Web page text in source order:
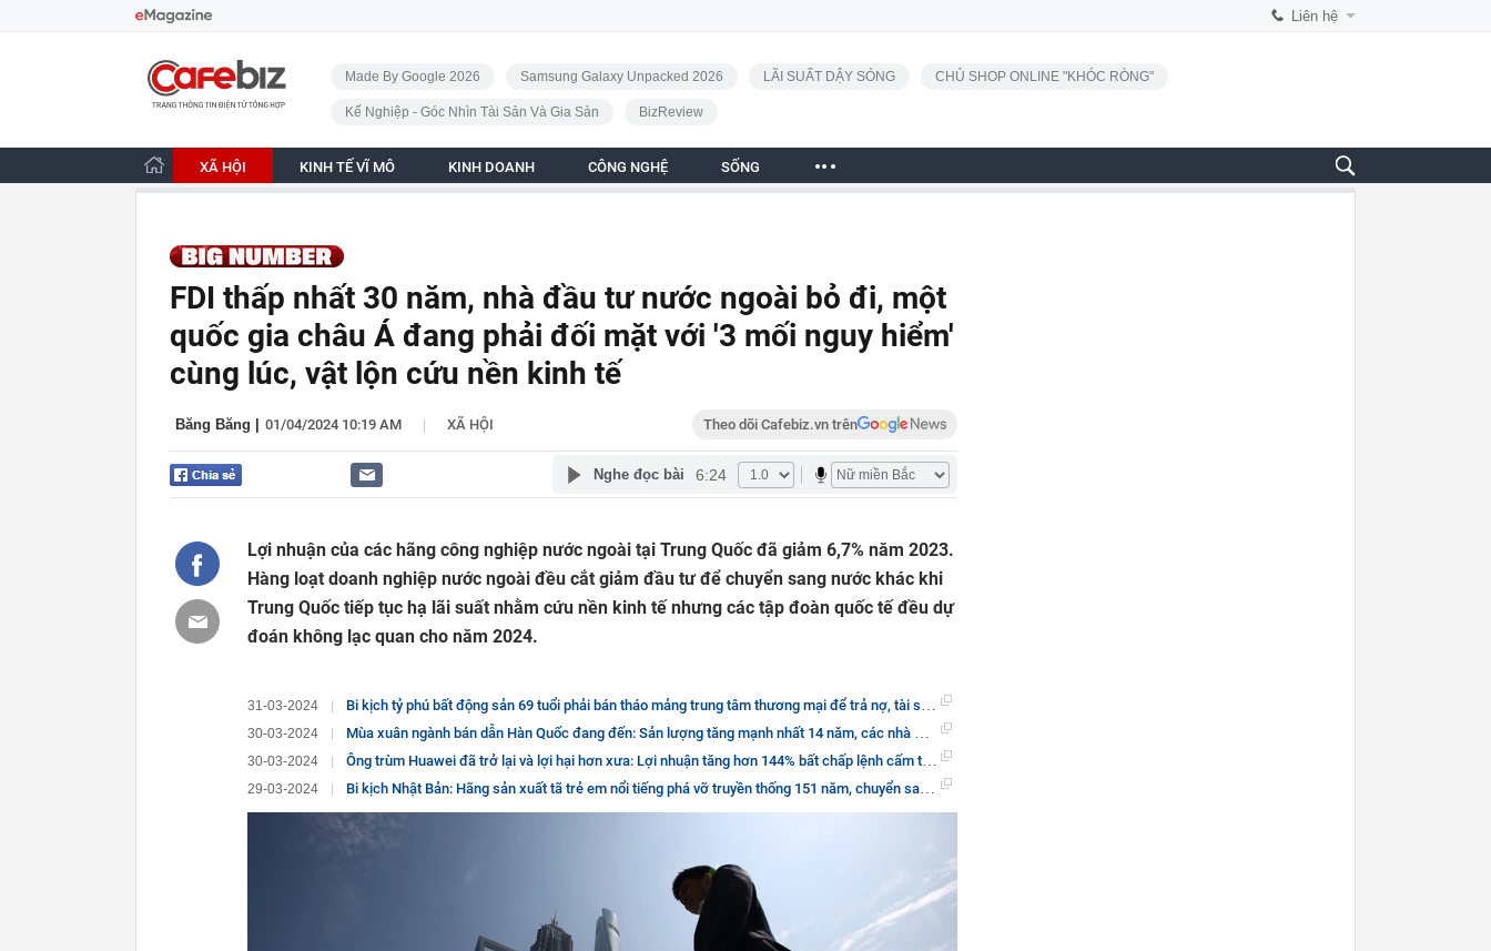
Liên hệ
CafeBiz - Trang chủ
Made By Google 2026 Samsung Galaxy Unpacked 2026 LÃI SUẤT DẬY SÓNG CHỦ SHOP ONLINE "KHÓC RÒNG"
Kế Nghiệp - Góc Nhìn Tài Sản Và Gia Sản BizReview
XÃ HỘI KINH TẾ VĨ MÔ KINH DOANH CÔNG NGHỆ SỐNG
FDI thấp nhất 30 năm, nhà đầu tư nước ngoài bỏ đi, một
quốc gia châu Á đang phải đối mặt với '3 mối nguy hiểm'
cùng lúc, vật lộn cứu nền kinh tế
Băng Băng 01/04/2024 10:19 AM | XÃ HỘI Theo dõi Cafebiz.vn trên
Nghe đọc bài 6:24
Lợi nhuận của các hãng công nghiệp nước ngoài tại Trung Quốc đã giảm 6,7% năm 2023.
Hàng loạt doanh nghiệp nước ngoài đều cắt giảm đầu tư để chuyển sang nước khác khi
Trung Quốc tiếp tục hạ lãi suất nhằm cứu nền kinh tế nhưng các tập đoàn quốc tế đều dự
đoán không lạc quan cho năm 2024.
31-03-2024 Bi kịch tỷ phú bất động sản 69 tuổi phải bán tháo mảng trung tâm thương mại để trả nợ, tài sản bốc hơi 985 nghìn tỷ đồng
30-03-2024 Mùa xuân ngành bán dẫn Hàn Quốc đang đến: Sản lượng tăng mạnh nhất 14 năm, các nhà máy liệu có đông đúc trở lại?
30-03-2024 Ông trùm Huawei đã trở lại và lợi hại hơn xưa: Lợi nhuận tăng hơn 144% bất chấp lệnh cấm từ Mỹ, đến cả mảng xe điện cũng tăng gấp đôi
29-03-2024 Bi kịch Nhật Bản: Hãng sản xuất tã trẻ em nổi tiếng phá vỡ truyền thống 151 năm, chuyển sang chỉ làm bỉm cho người già